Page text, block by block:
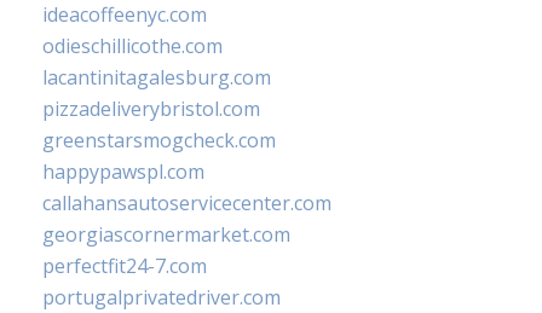
ideacoffeenyc.com
odieschillicothe.com
lacantinitagalesburg.com
pizzadeliverybristol.com
greenstarsmogcheck.com
happypawspl.com
callahansautoservicecenter.com
georgiascornermarket.com
perfectfit24-7.com
portugalprivatedriver.com